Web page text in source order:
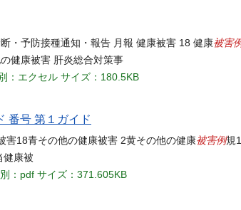
・予防接種通知・報告 月報 健康被害 18 健康被害
健康被害 肝炎総合対策事
：エクセル サイズ：180.5KB
番号 第１ガイド
害18青その他の健康被害 2黄その他の健康被害例規
健康被
：pdf サイズ：371.605KB